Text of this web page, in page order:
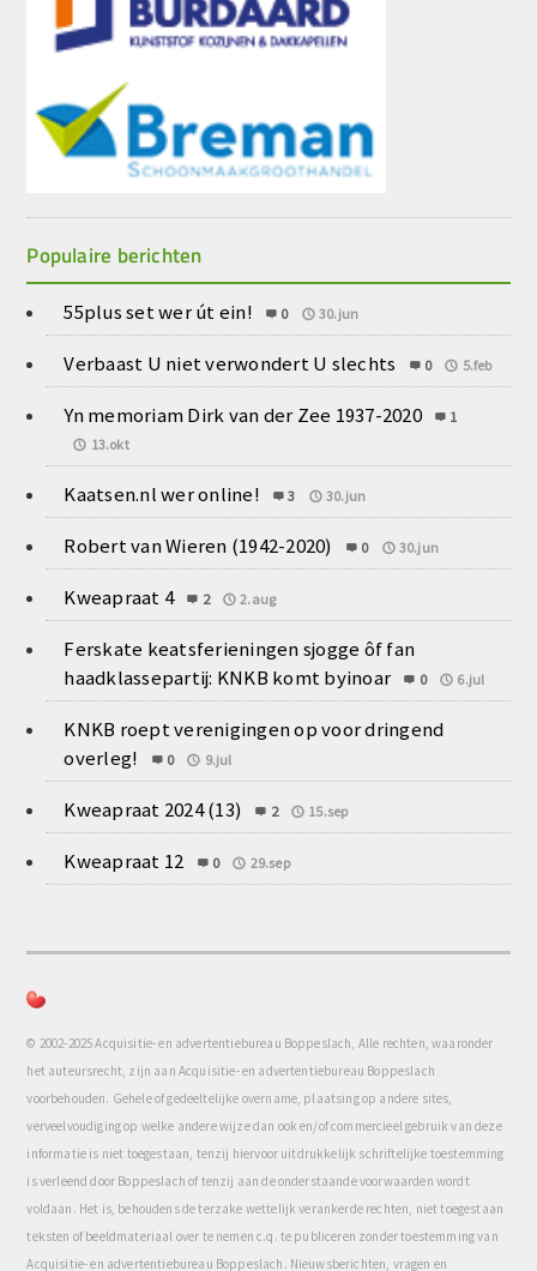
Populaire berichten
55plus set wer út ein! 0 30.jun
Verbaast U niet verwondert U slechts 0 5.feb
Yn memoriam Dirk van der Zee 1937-2020
1
13.okt
Kaatsen.nl wer online! 3 30.jun
Robert van Wieren (1942-2020) 0 30.jun
Kweapraat 4 2 2.aug
Ferskate keatsferieningen sjogge ôf fan
haadklassepartij: KNKB komt byinoar
0 6.jul
KNKB roept verenigingen op voor dringend
overleg!
0 9.jul
Kweapraat 2024 (13) 2 15.sep
Kweapraat 12 0 29.sep
© 2002-2025 Acquisitie- en advertentiebureau Boppeslach, Alle rechten, waaronder
het auteursrecht, zijn aan Acquisitie- en advertentiebureau Boppeslach
voorbehouden. Gehele of gedeeltelijke overname, plaatsing op andere sites,
verveelvoudiging op welke andere wijze dan ook en/of commercieel gebruik van deze
informatie is niet toegestaan, tenzij hiervoor uitdrukkelijk schriftelijke toestemming
is verleend door Boppeslach of tenzij aan de onderstaande voorwaarden wordt
voldaan. Het is, behoudens de terzake wettelijk verankerde rechten, niet toegestaan
teksten of beeldmateriaal over te nemen c.q. te publiceren zonder toestemming van
Acquisitie- en advertentiebureau Boppeslach. Nieuwsberichten, vragen en